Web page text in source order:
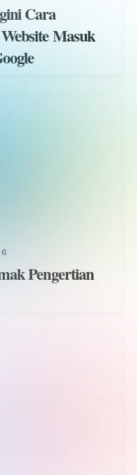
Cara
Masuk
Pengertian